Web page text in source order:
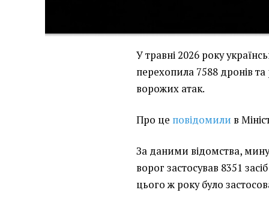
У травні 2026 року
перехопила 7588 дронів
ворожих атак.
Про це повідомили в
За даними відомства,
ворог застосував 8351
цього ж року було